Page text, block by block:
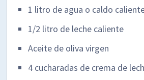
1 litro de agua o caldo
1/2 litro de leche caliente
Aceite de oliva virgen
4 cucharadas de crema de